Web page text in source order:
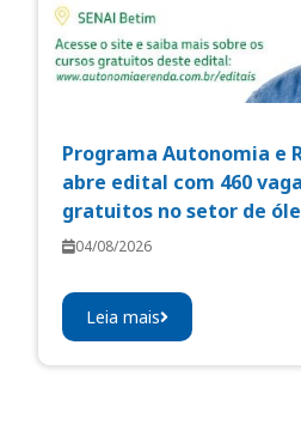
Programa Autonomia e
abre edital com 460
gratuitos no setor de
04/08/2026
Leia mais